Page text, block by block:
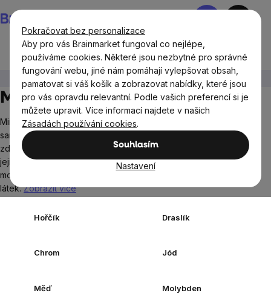
Pokračovat bez personalizace
Aby pro vás Brainmarket fungoval co nejlépe,
používáme cookies. Některé jsou nezbytné pro správné
fungování webu, jiné nám pomáhají vylepšovat obsah,
pamatovat si váš košík a zobrazovat nabídky, které jsou
pro vás opravdu relevantní. Podle vašich preferencí si je
můžete upravit. Více informací najdete v našich
Zásadách používání cookies.
Souhlasím
Nastavení
na
obsah
Nákupní
Doplňky stravy a výživa Minerály a Multiminerály
Minerály a Multiminerály
Minerály jsou esenciální mikronutrienty, které si tělo nedokáže
samo syntetizovat, a proto je nutné je přijímat z vnějších
zdrojů, především ze stravy. V některých případech může být
jejich příjem z běžné stravy nedostatečný. Doplňky stravy
mohou sloužit jako způsob, jak podpořit celkový příjem těchto
látek. Zobrazit více
Hořčík Draslík
Chrom Jód
Měď Molybden